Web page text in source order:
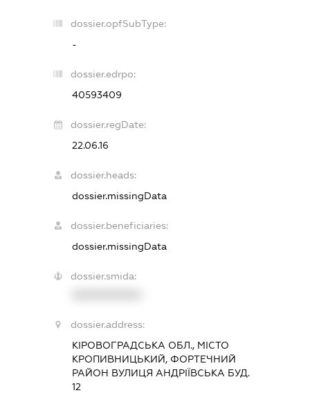
dossier.opfSubType:
-
dossier.edrpo:
40593409
dossier.regDate:
22.06.16
dossier.heads:
dossier.missingData
dossier.beneficiaries:
dossier.missingData
dossier.smida:
dossier.address:
КІРОВОГРАДСЬКА ОБЛ., МІСТО
КРОПИВНИЦЬКИЙ, ФОРТЕЧНИЙ
РАЙОН ВУЛИЦЯ АНДРІЇВСЬКА БУД.
12